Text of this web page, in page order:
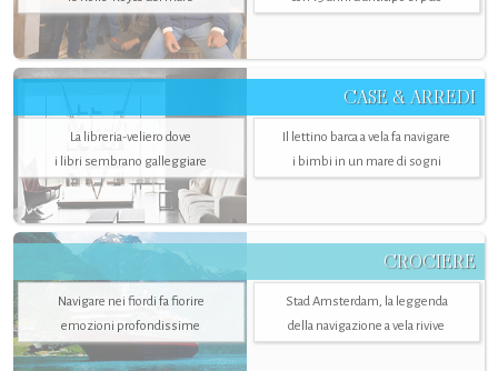
CASE & ARREDI
La libreria-veliero dove
i libri sembrano galleggiare
Il lettino barca a vela fa navigare
i bimbi in un mare di sogni
CROCIERE
Navigare nei fiordi fa fiorire
emozioni profondissime
Stad Amsterdam, la leggenda
della navigazione a vela rivive